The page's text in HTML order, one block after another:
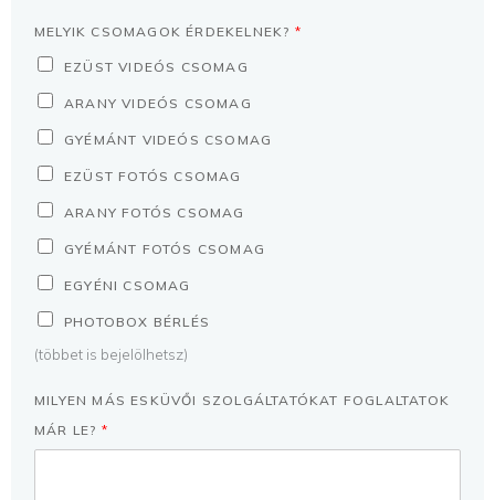
MELYIK CSOMAGOK ÉRDEKELNEK? *
EZÜST VIDEÓS CSOMAG
ARANY VIDEÓS CSOMAG
GYÉMÁNT VIDEÓS CSOMAG
EZÜST FOTÓS CSOMAG
ARANY FOTÓS CSOMAG
GYÉMÁNT FOTÓS CSOMAG
EGYÉNI CSOMAG
PHOTOBOX BÉRLÉS
(többet is bejelölhetsz)
MILYEN MÁS ESKÜVŐI SZOLGÁLTATÓKAT FOGLALTATOK
MÁR LE? *